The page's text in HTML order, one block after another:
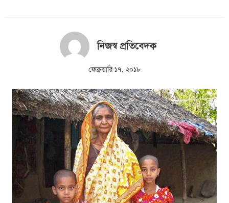
নিজস্ব প্রতিবেদক
ফেব্রুয়ারি ১৭, ২০১৮